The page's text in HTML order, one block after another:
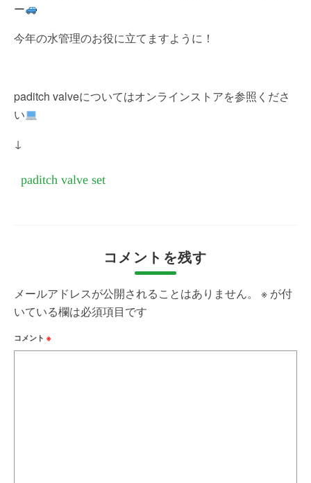
ー
今年の水管理のお役に立てますように！
paditch valveについてはオンラインストアを参照くださ
い
↓
paditch valve set
コメントを残す
メールアドレスが公開されることはありません。 ※ が付
いている欄は必須項目です
コメント ※